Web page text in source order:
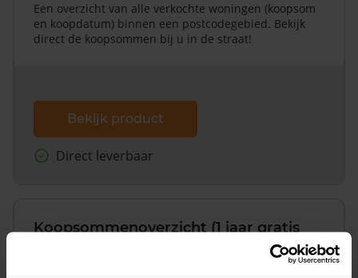
Een overzicht van alle verkochte woningen (koopsom
en koopdatum) binnen een postcodegebied. Bekijk
direct de koopsommen bij u in de straat!
Bekijk product
Direct leverbaar
Koopsommenoverzicht (1 jaar gratis